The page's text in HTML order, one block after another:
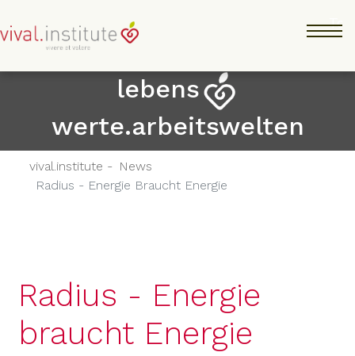
lebens
werte.arbeitswelten
vival.institute - News
Radius - Energie Braucht Energie
Radius - Energie
braucht Energie